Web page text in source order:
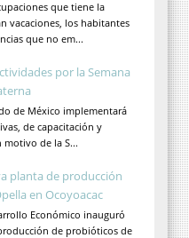
que tiene la
vacaciones, los habitantes
que no em...
por la Semana
de México implementará
de capacitación y
motivo de la S...
planta de producción
en Ocoyoacac
Económico inauguró
de probióticos de